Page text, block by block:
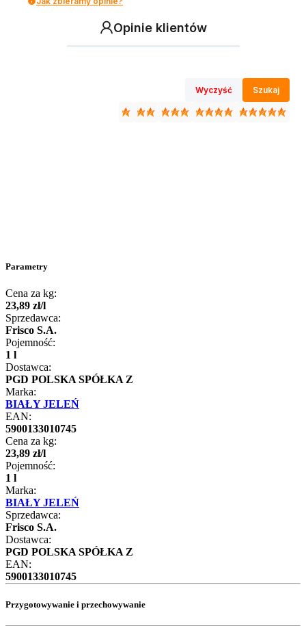
Opinie klientów
Wyczyść Szukaj
Parametry
Cena za kg:
23,89 zł/l
Sprzedawca:
Frisco S.A.
Pojemność:
1 l
Dostawca:
PGD POLSKA SPÓŁKA Z
Marka:
BIAŁY JELEŃ
EAN:
5900133010745
Cena za kg:
23,89 zł/l
Pojemność:
1 l
Marka:
BIAŁY JELEŃ
Sprzedawca:
Frisco S.A.
Dostawca:
PGD POLSKA SPÓŁKA Z
EAN:
5900133010745
Przygotowywanie i przechowywanie